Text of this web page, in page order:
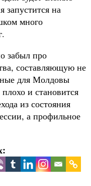
запустится на
много
забыл про
составляющую не
для Молдовы
и становится
из состояния
а профильное